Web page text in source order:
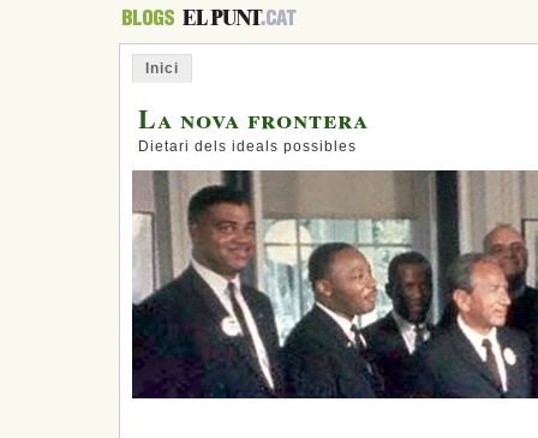
Inici
La nova frontera
Dietari dels ideals possibles